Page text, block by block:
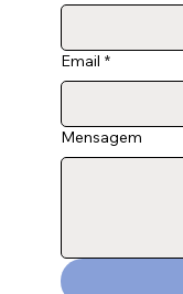
Email *
Mensagem